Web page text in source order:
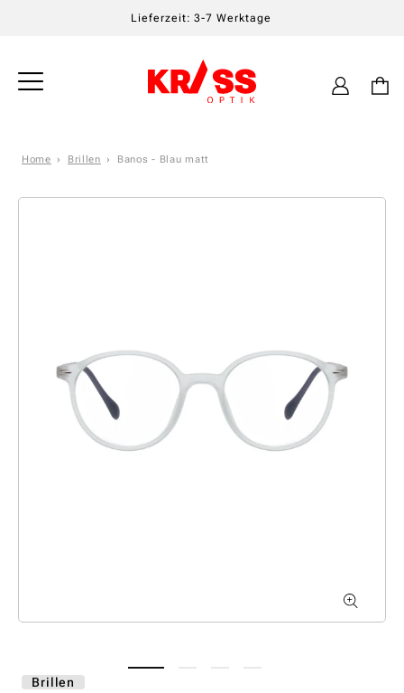
Lieferzeit: 3-7 Werktage
Einloggen
Home Brillen Banos - Blau matt
Brillen